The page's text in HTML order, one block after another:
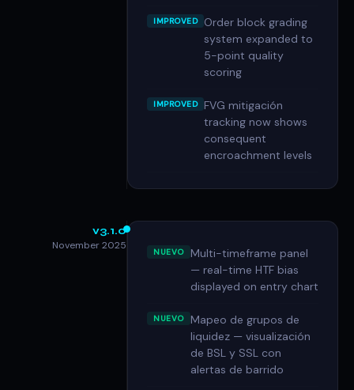
IMPROVED
Order block grading
system expanded to
5-point quality
scoring
IMPROVED
FVG mitigación
tracking now shows
consequent
encroachment levels
v3.1.0
November 2025
NUEVO
Multi-timeframe panel
— real-time HTF bias
displayed on entry chart
NUEVO
Mapeo de grupos de
liquidez — visualización
de BSL y SSL con
alertas de barrido